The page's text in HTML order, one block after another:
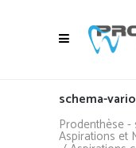
schema-
Prodenthèse
Aspirations et